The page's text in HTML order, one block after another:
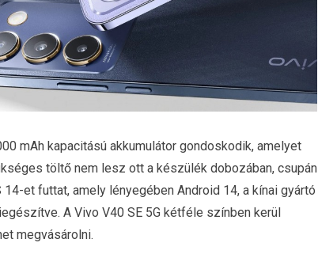
mAh kapacitású akkumulátor gondoskodik, amelyet
töltő nem lesz ott a készülék dobozában, csupán
14-et futtat, amely lényegében Android 14, a kínai gyártó
A Vivo V40 SE 5G kétféle színben kerül
megvásárolni.